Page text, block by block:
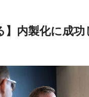
】内製化に成